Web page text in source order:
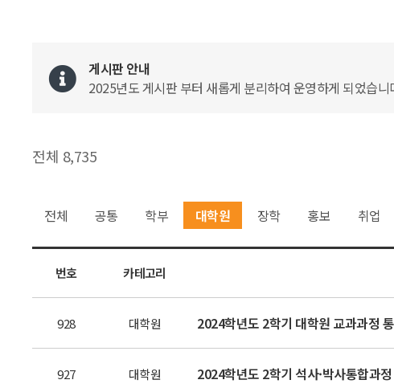
게시판 안내
2025년도 게시판 부터 새롭게 분리하여 운영하게 되었습
전체 8,735
전체 공통 학부 대학원 장학 홍보 취업
번호 카테고리
928 대학원 2024학년도 2학기 대학원 교과과정
927 대학원 2024학년도 2학기 석사·박사통합과